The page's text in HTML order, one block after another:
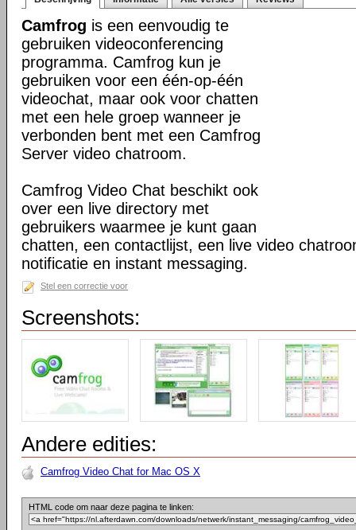
Camfrog is een eenvoudig te
gebruiken videoconferencing
programma. Camfrog kun je
gebruiken voor een één-op-één
videochat, maar ook voor chatten
met een hele groep wanneer je
verbonden bent met een Camfrog
Server video chatroom.
Camfrog Video Chat beschikt ook
over een live directory met
gebruikers waarmee je kunt gaan
chatten, een contactlijst, een live video
notificatie en instant messaging.
Stel een correctie voor
Screenshots:
Andere edities:
Camfrog Video Chat for Mac OS X
HTML code om naar deze pagina te linken: